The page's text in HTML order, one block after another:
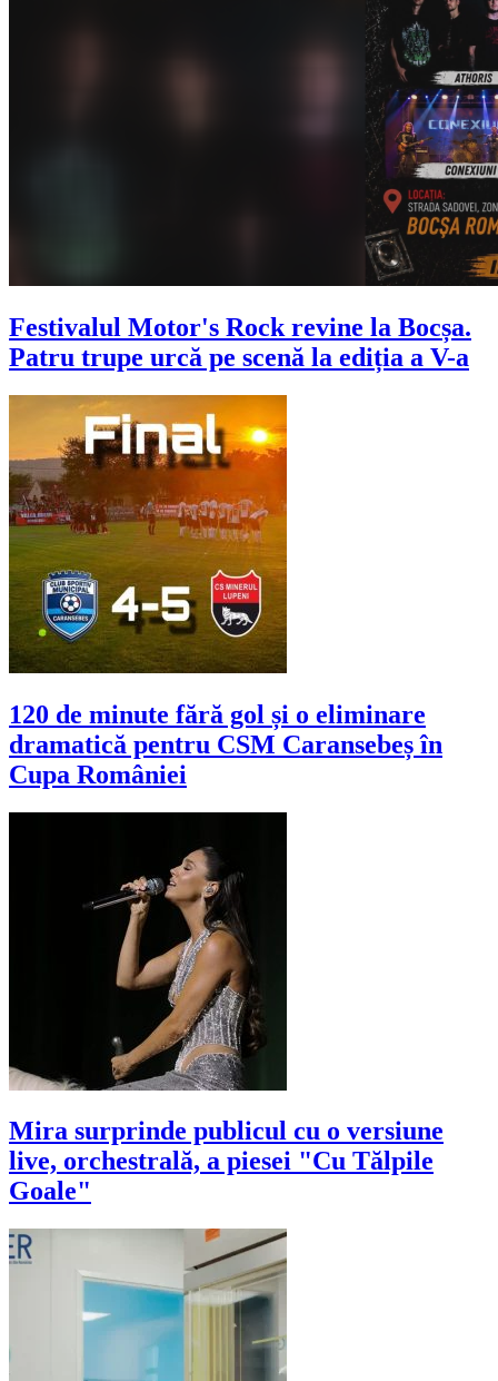
Festivalul Motor's Rock revine la Bocșa.
Patru trupe urcă pe scenă la ediția a V-a
120 de minute fără gol și o eliminare
dramatică pentru CSM Caransebeș în
Cupa României
Mira surprinde publicul cu o versiune
live, orchestrală, a piesei "Cu Tălpile
Goale"